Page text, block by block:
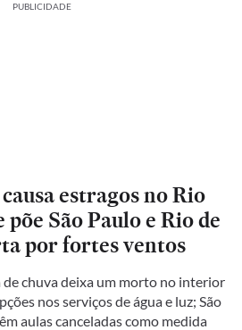
PUBLICIDADE
estragos no Rio
São Paulo e Rio de
por fortes ventos
chuva deixa um morto no interior
nos serviços de água e luz; São
aulas canceladas como medida